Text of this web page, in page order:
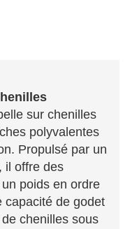
sur chenilles
polyvalentes
Propulsé par un
il offre des
poids en ordre
capacité de godet
chenilles sous